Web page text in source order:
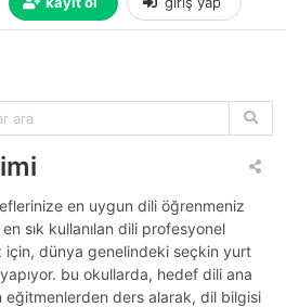
en uygun dili öğrenmeniz
en sık kullanılan dili profesyonel
dünya genelindeki seçkin yurt
yapıyor. bu okullarda, hedef dili ana
eğitmenlerden ders alarak, dil bilgisi